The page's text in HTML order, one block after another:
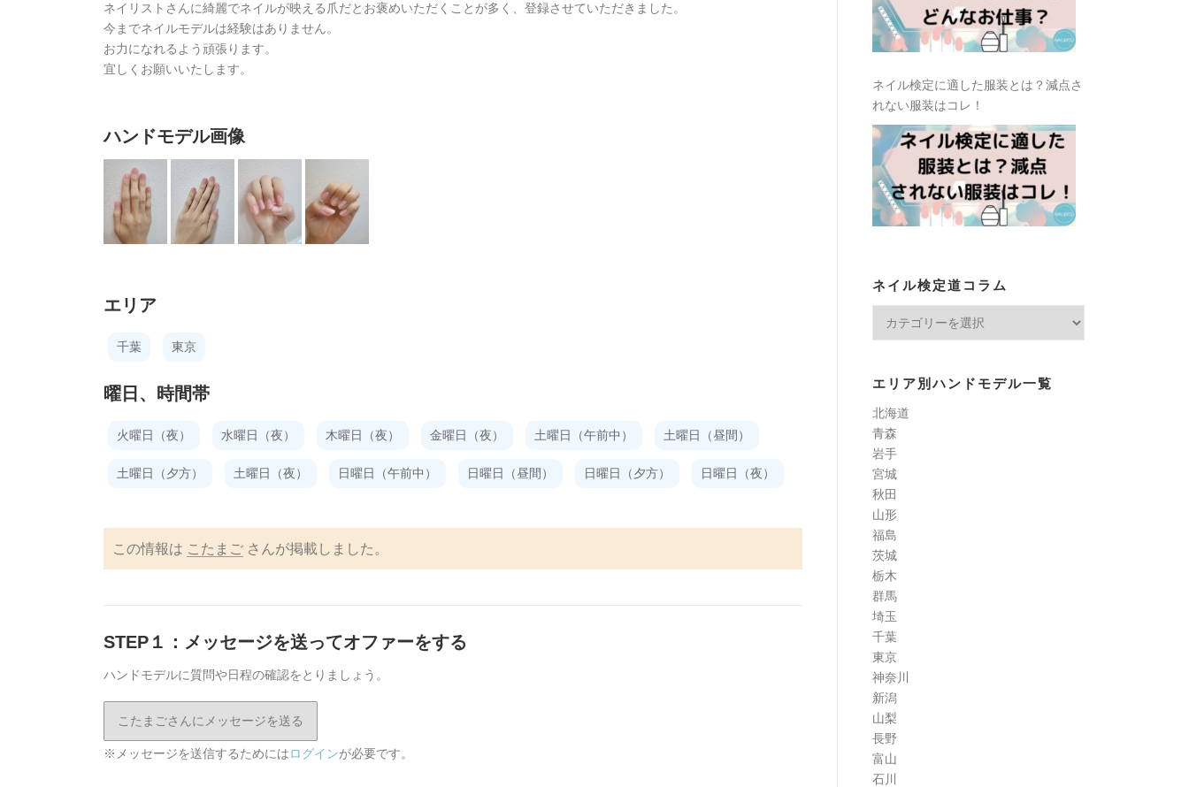
ネイリストさんに綺麗でネイルが映える爪だとお褒めいただくことが多く、登録させていただきました。
今までネイルモデルは経験はありません。
お力になれるよう頑張ります。
宜しくお願いいたします。
ハンドモデル画像
エリア
千葉 東京
曜日、時間帯
火曜日（夜） 水曜日（夜） 木曜日（夜） 金曜日（夜） 土曜日（午前中） 土曜日（昼間）
土曜日（夕方） 土曜日（夜） 日曜日（午前中） 日曜日（昼間） 日曜日（夕方） 日曜日（夜）
この情報は こたまご さんが掲載しました。
STEP１：メッセージを送ってオファーをする
ハンドモデルに質問や日程の確認をとりましょう。
こたまごさんにメッセージを送る
※メッセージを送信するためにはログインが必要です。
ネイル検定に適した服装とは？減点さ
れない服装はコレ！
ネイル検定道コラム
道
コ
ラ
ム
エリア別ハンドモデル一覧
北海道
青森
岩手
宮城
秋田
山形
福島
茨城
栃木
群馬
埼玉
千葉
東京
神奈川
新潟
山梨
長野
富山
石川